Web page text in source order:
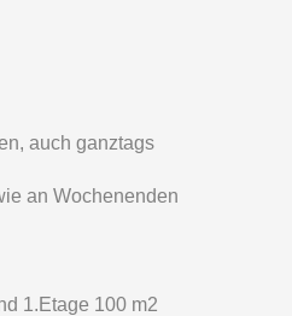
auch ganztags
an Wochenenden
1.Etage 100 m2